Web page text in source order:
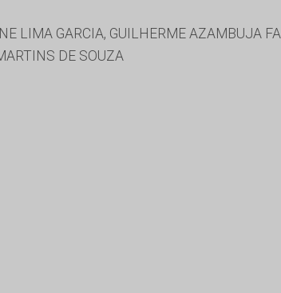
LIMA GARCIA, GUILHERME AZAMBUJA
DE SOUZA